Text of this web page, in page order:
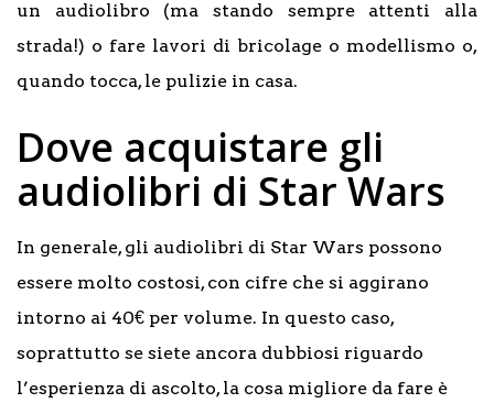
un audiolibro (ma stando sempre attenti alla
strada!) o fare lavori di bricolage o modellismo o,
quando tocca, le pulizie in casa.
Dove acquistare gli
audiolibri di Star Wars
In generale, gli audiolibri di Star Wars possono
essere molto costosi, con cifre che si aggirano
intorno ai 40€ per volume. In questo caso,
soprattutto se siete ancora dubbiosi riguardo
l’esperienza di ascolto, la cosa migliore da fare è